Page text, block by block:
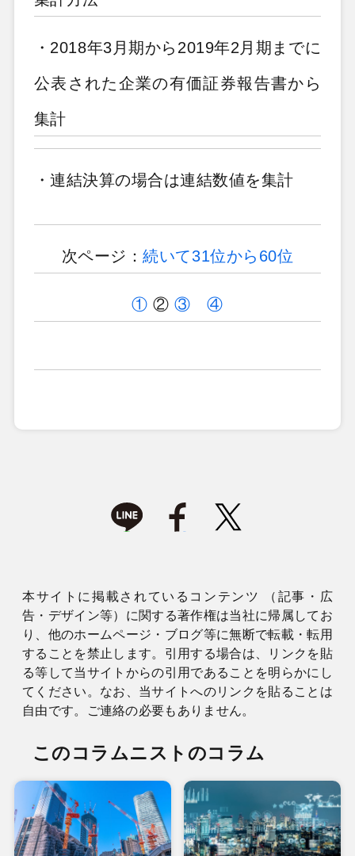
・2018年3月期から2019年2月期までに
公表された企業の有価証券報告書から
集計
・連結決算の場合は連結数値を集計
次ページ：続いて31位から60位
① ②③ ④
本サイトに掲載されているコンテンツ （記事・広
告・デザイン等）に関する著作権は当社に帰属してお
り、他のホームページ・ブログ等に無断で転載・転用
することを禁止します。引用する場合は、リンクを貼
る等して当サイトからの引用であることを明らかにし
てください。なお、当サイトへのリンクを貼ることは
自由です。ご連絡の必要もありません。
このコラムニストのコラム